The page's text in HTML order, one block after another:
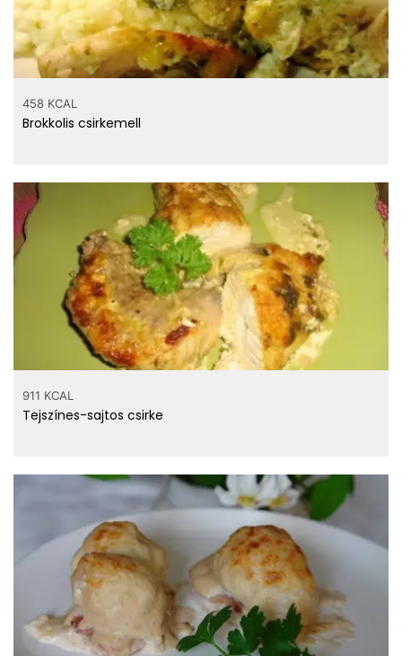
458 KCAL
Brokkolis csirkemell
911 KCAL
Tejszínes-sajtos csirke